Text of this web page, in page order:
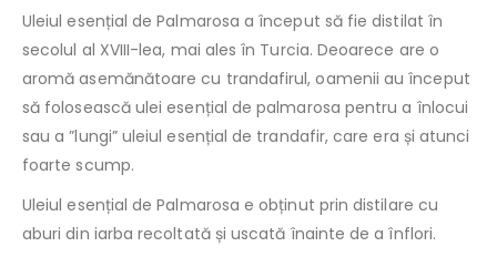
Uleiul esențial de Palmarosa a început să fie distilat în
secolul al XVIII-lea, mai ales în Turcia. Deoarece are o
aromă asemănătoare cu trandafirul, oamenii au început
să folosească ulei esențial de palmarosa pentru a înlocui
sau a ”lungi” uleiul esențial de trandafir, care era și atunci
foarte scump.
Uleiul esențial de Palmarosa e obținut prin distilare cu
aburi din iarba recoltată și uscată înainte de a înflori.